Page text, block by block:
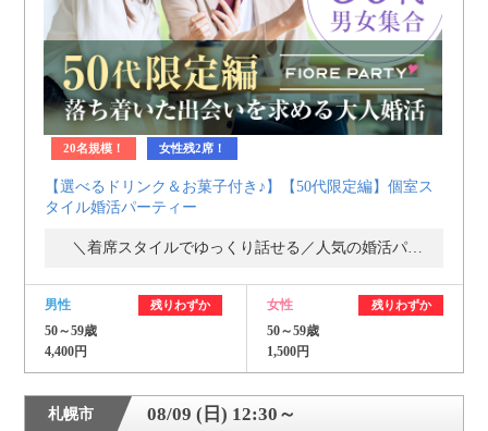
20名規模！ 女性残2席！
【選べるドリンク＆お菓子付き♪】【50代限定編】個室ス
タイル婚活パーティー
＼着席スタイルでゆっくり話せる／人気の婚活パーティー・街コン
男性 残りわずか
50～59歳
4,400円
女性 残りわずか
50～59歳
1,500円
札幌市 08/09 (日) 12:30～